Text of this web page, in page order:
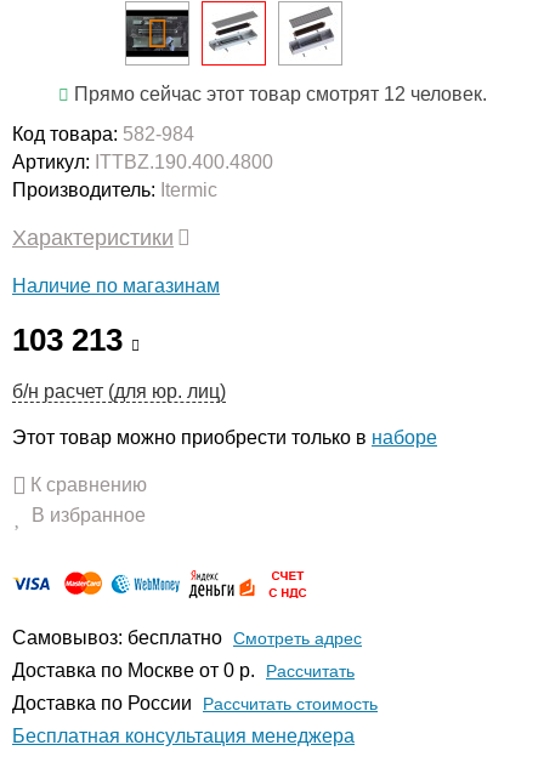
Прямо сейчас этот товар смотрят 12 человек.
Код товара: 582-984
Артикул: ITTBZ.190.400.4800
Производитель: Itermic
Характеристики
Наличие по магазинам
103 213
б/н расчет (для юр. лиц)
Этот товар можно приобрести только в наборе
К сравнению
В избранное
Самовывоз: бесплатно Смотреть адрес
Доставка по Москве от 0 р. Расcчитать
Доставка по России Рассчитать стоимость
Бесплатная консультация менеджера